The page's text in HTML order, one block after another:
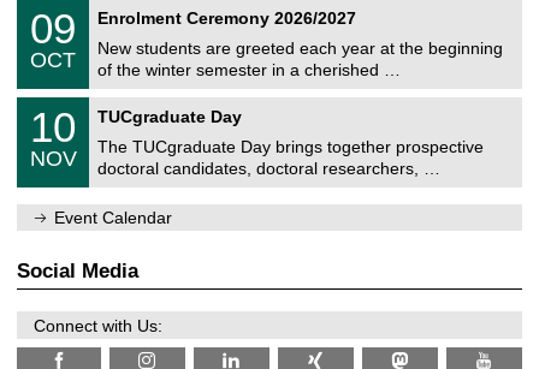
0
2
6
m
0
9
/
1
0
2
0
2
09
OCT
Enrolment Ceremony 2026/2027
New students are greeted each year at the beginning
of the winter semester in a cherished …
f
r
d
w
1
/
1
1
/
2
6
10
NOV
TUCgraduate Day
The TUCgraduate Day brings together prospective
doctoral candidates, doctoral researchers, …
Event Calendar
Social Media
Connect with Us: